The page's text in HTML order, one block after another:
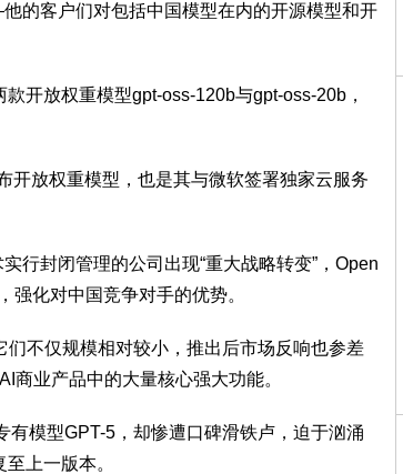
的客户们对包括中国模型在内的开源模型和开
开放权重模型gpt-oss-120b与gpt-oss-20b，
开放权重模型，也是其与微软签署独家云服务
行封闭管理的公司出现“重大战略转变”，Open
强化对中国竞争对手的优势。
不仅规模相对较小，推出后市场反响也参差
商业产品中的大量核心强大功能。
模型GPT-5，却惨遭口碑滑铁卢，迫于汹涌
上一版本。